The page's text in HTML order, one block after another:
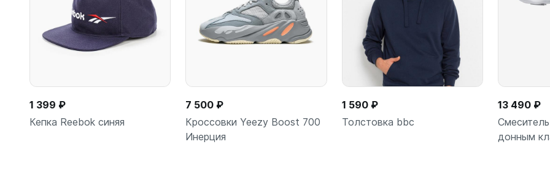
1 399 ₽
Кепка Reebok синяя
7 500 ₽
Кроссовки Yeezy Boost 700
Инерция
1 590 ₽
Толстовка bbc
13 490 ₽
донным